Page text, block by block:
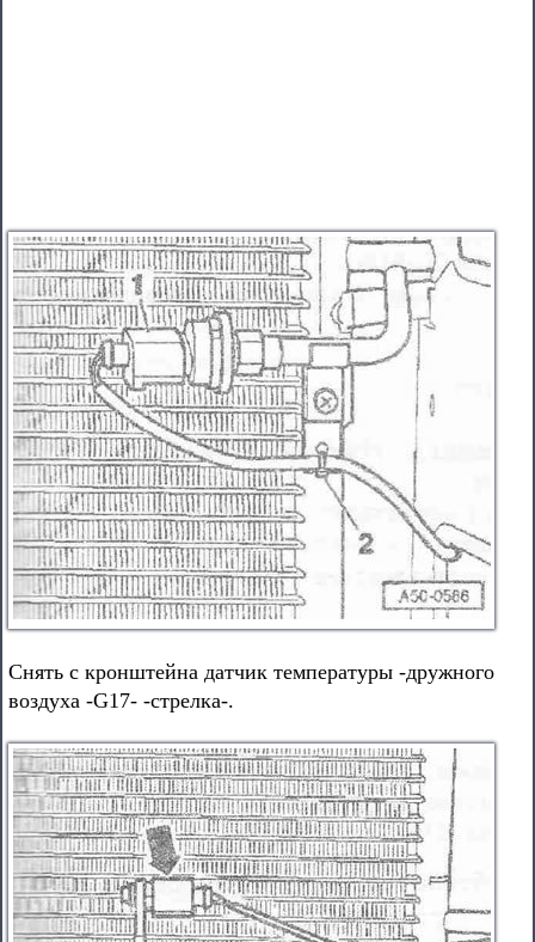
Снять с кронштейна датчик температуры -дружного
воздуха -G17- -стрелка-.